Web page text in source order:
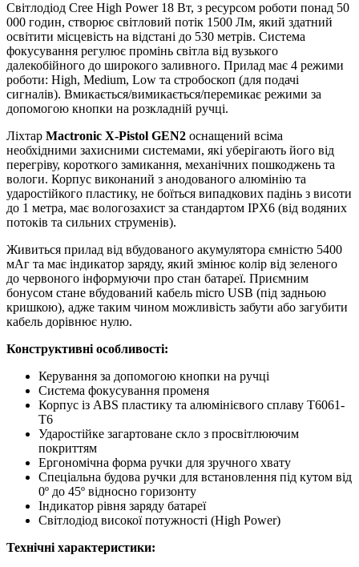
Світлодіод Cree High Power 18 Вт, з ресурсом роботи понад 50
000 годин, створює світловий потік 1500 Лм, який здатний
освітити місцевість на відстані до 530 метрів. Система
фокусування регулює промінь світла від вузького
далекобійного до широкого заливного. Прилад має 4 режими
роботи: High, Medium, Low та стробоскоп (для подачі
сигналів). Вмикається/вимикається/перемикає режими за
допомогою кнопки на розкладній ручці.
Ліхтар Mactronic X-Pistol GEN2 оснащений всіма
необхідними захисними системами, які уберігають його від
перегріву, короткого замикання, механічних пошкоджень та
вологи. Корпус виконаний з анодованого алюмінію та
ударостійкого пластику, не боїться випадкових падінь з висоти
до 1 метра, має вологозахист за стандартом IPX6 (від водяних
потоків та сильних струменів).
Живиться прилад від вбудованого акумулятора ємністю 5400
мАг та має індикатор заряду, який змінює колір від зеленого
до червоного інформуючи про стан батареї. Приємним
бонусом стане вбудований кабель micro USB (під задньою
кришкою), адже таким чином можливість забути або загубити
кабель дорівнює нулю.
Конструктивні особливості:
Керування за допомогою кнопки на ручці
Система фокусування променя
Корпус із ABS пластику та алюмінієвого сплаву T6061-
T6
Ударостійке загартоване скло з просвітлюючим
покриттям
Ергономічна форма ручки для зручного хвату
Спеціальна будова ручки для встановлення під кутом від
0º до 45º відносно горизонту
Індикатор рівня заряду батареї
Світлодіод високої потужності (High Power)
Технічні характеристики: